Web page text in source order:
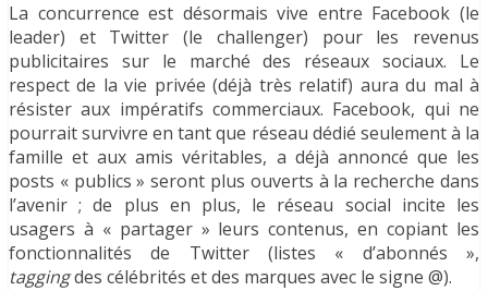
La concurrence est désormais vive entre Facebook (le
leader) et Twitter (le challenger) pour les revenus
publicitaires sur le marché des réseaux sociaux. Le
respect de la vie privée (déjà très relatif) aura du mal à
résister aux impératifs commerciaux. Facebook, qui ne
pourrait survivre en tant que réseau dédié seulement à la
famille et aux amis véritables, a déjà annoncé que les
posts « publics » seront plus ouverts à la recherche dans
l’avenir ; de plus en plus, le réseau social incite les
usagers à « partager » leurs contenus, en copiant les
fonctionnalités de Twitter (listes « d’abonnés »,
taggingdes célébrités et des marques avec le signe @).